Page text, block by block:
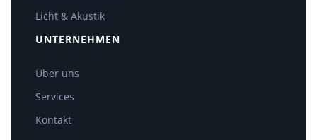
Licht & Akustik
UNTERNEHMEN
Über uns
Services
Kontakt